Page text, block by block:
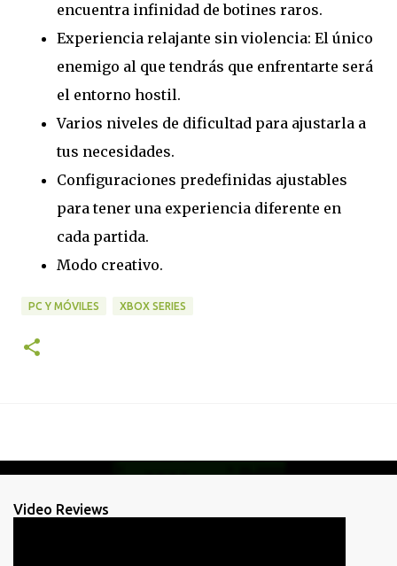
encuentra infinidad de botines raros.
Experiencia relajante sin violencia: El único
enemigo al que tendrás que enfrentarte será
el entorno hostil.
Varios niveles de dificultad para ajustarla a
tus necesidades.
Configuraciones predefinidas ajustables
para tener una experiencia diferente en
cada partida.
Modo creativo.
PC Y MÓVILES XBOX SERIES
Video Reviews